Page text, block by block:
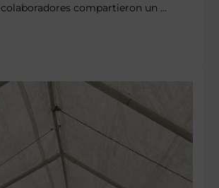
compartieron un …